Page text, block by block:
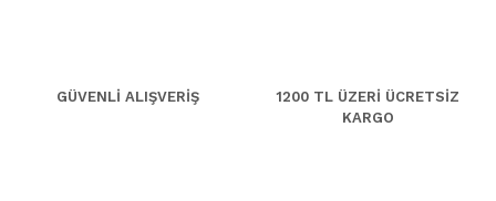
GÜVENLİ ALIŞVERİŞ
1200 TL ÜZERİ ÜCRETSİZ
KARGO